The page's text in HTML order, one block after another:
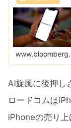
AI旋風に後押し
ロードコムは
iPhoneの売り